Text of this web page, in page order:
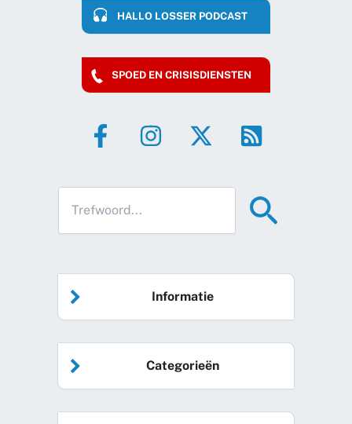
HALLO LOSSER PODCAST
SPOED EN CRISISDIENSTEN
Informatie
Home
Agenda
Categorieën
Algemeen nieuws